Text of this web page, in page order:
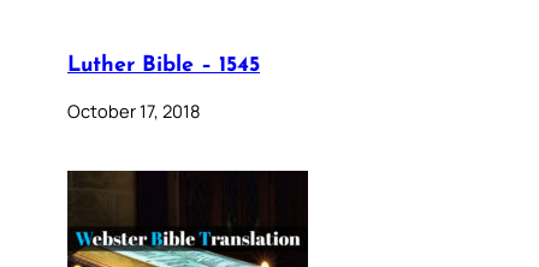
Luther Bible – 1545
October 17, 2018